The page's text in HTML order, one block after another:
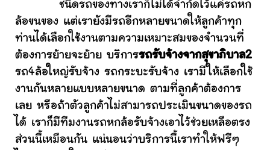
ชนิดรถของทางเราก็ไม่ได้จำกัดไว้แค่รถหก
ล้อขนของ แต่เรายังมีรถอีกหลายขนาดให้ลูกค้าทุก
ท่านได้เลือกใช้งานตามความเหมาะสมของจำนวนที่
ต้องการย้ายจะย้าย บริการรถรับจ้างจากสุขาภิบาล2
รถ4ล้อใหญ่รับจ้าง รถกระบะรับจ้าง เรามีให้เลือกใช้
งานกันหลายแบบหลายขนาด ตามที่ลูกค้าต้องการ
เลย หรือถ้าตัวลูกค้าไม่สามารถประเมินขนาดของรถ
ได้ เราก็มีทีมงานรถหกล้อรับจ้างเอาไว้ช่วยเหลือตรง
ส่วนนี้เหมือนกัน แน่นอนว่าบริการนี้เราทำให้ฟรีๆ